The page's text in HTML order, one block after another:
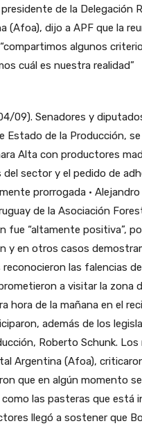
de la Delegación
(Afoa), dijo a APF que la
algunos
cuál es nuestra realidad”
09). Senadores y
Estado de la Producción,
Alta con productores
sector y el pedido de
prorrogada •
de la Asociación
fue “altamente positiva”,
y en otros casos
reconocieron las falencias
a visitar la zona
hora de la mañana en el
además de los
Roberto Schunk.
Argentina (Afoa),
que en algún momento
las pasteras que está
llegó a sostener que